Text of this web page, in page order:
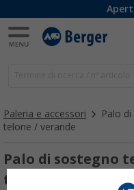
Paleria e accessori
Palo
telone / verande
Palo di sostegno
telone / verande